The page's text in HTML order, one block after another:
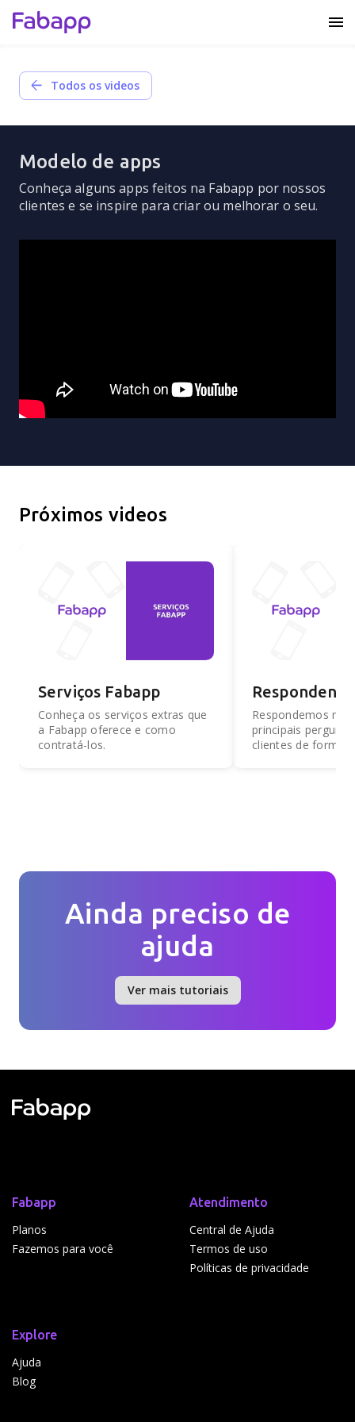
arrow_back Todos os videos
Modelo de apps
Conheça alguns apps feitos na Fabapp por nossos
clientes e se inspire para criar ou melhorar o seu.
Próximos videos
Serviços Fabapp
Conheça os serviços extras que
a Fabapp oferece e como
contratá-los.
perguntas
Respondemos
principais
clientes de forma
Ainda preciso de
ajuda
Ver mais tutoriais
Fabapp
Planos
Fazemos para você
Atendimento
Central de Ajuda
Termos de uso
Políticas de privacidade
Explore
Ajuda
Blog